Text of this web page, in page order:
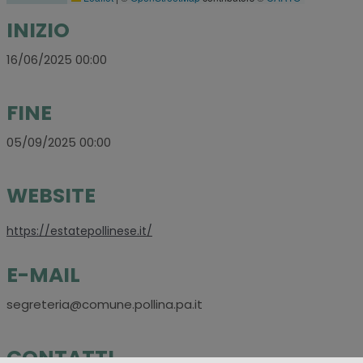
INIZIO
16/06/2025 00:00
FINE
05/09/2025 00:00
WEBSITE
https://estatepollinese.it/
E-MAIL
segreteria@comune.pollina.pa.it